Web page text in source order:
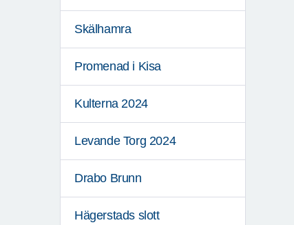
Skälhamra
Promenad i Kisa
Kulterna 2024
Levande Torg 2024
Drabo Brunn
Hägerstads slott